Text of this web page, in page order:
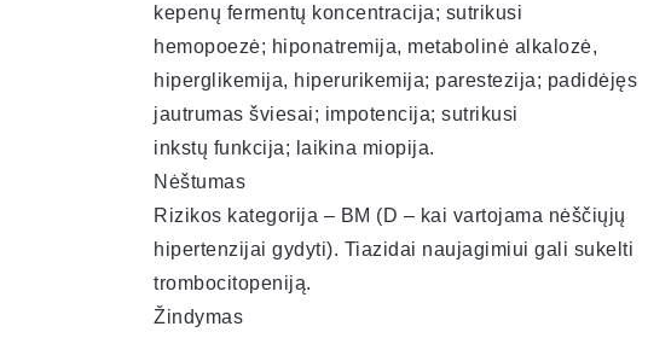
kepenų fermentų koncentracija; sutrikusi
hemopoezė; hiponatremija, metabolinė alkalozė,
hiperglikemija, hiperurikemija; parestezija; padidėjęs
jautrumas šviesai; impotencija; sutrikusi
inkstų funkcija; laikina miopija.
Nėštumas
Rizikos kategorija – BM (D – kai vartojama nėščiųjų
hipertenzijai gydyti). Tiazidai naujagimiui gali sukelti
trombocitopeniją.
Žindymas